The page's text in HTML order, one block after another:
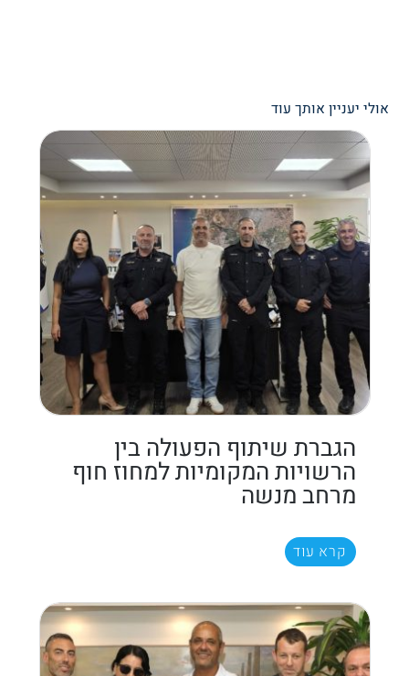
אולי יעניין אותך עוד
הגברת שיתוף הפעולה בין
הרשויות המקומיות למחוז חוף
מרחב מנשה
קרא עוד